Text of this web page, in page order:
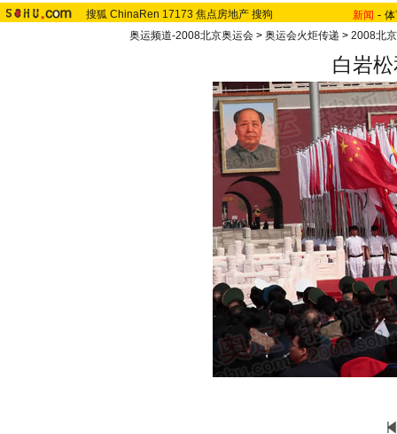
搜狐 ChinaRen 17173 焦点房地产 搜狗 新闻 -
奥运频道-2008北京奥运会 > 奥运会火炬传递 > 2008北
白岩